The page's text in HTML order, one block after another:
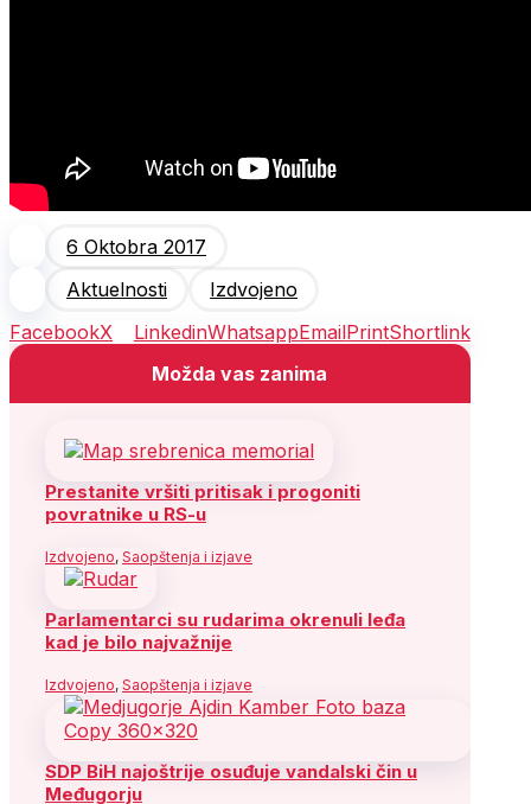
6 Oktobra 2017
Aktuelnosti
Izdvojeno
FacebookX LinkedinWhatsappEmailPrintShortlink
Možda vas zanima
Prestanite vršiti pritisak i progoniti
povratnike u RS-u
Izdvojeno, Saopštenja i izjave
Parlamentarci su rudarima okrenuli leđa
kad je bilo najvažnije
Izdvojeno, Saopštenja i izjave
SDP BiH najoštrije osuđuje vandalski čin u
Međugorju